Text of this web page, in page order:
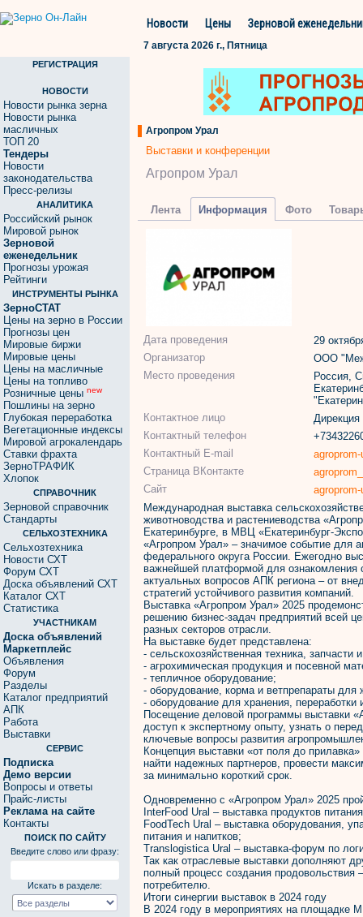
Новости Цены Зерновой
7 августа 2026 г., Пятница
РЕГИСТРАЦИЯ
НОВОСТИ
Новости рынка зерна
Новости рынка
масличных
ТОП 20
Тендеры
Новости
законодательства
Пресс-релизы
АНАЛИТИКА
Российский рынок
Мировой рынок
Зерновой
еженедельник
Прогнозы урожая
Рейтинги
ИНСТРУМЕНТЫ РЫНКА
ЗерноСТАТ
Цены на зерно в России
Прогнозы цен
Мировые биржи
Мировые цены
Цены на масличные
Цены на топливо
Розничные цены new
Пошлины на зерно
Глубокая переработка
Вегетационные индексы
Мировой агрокалендарь
Ставки фрахта
ЗерноТРАФИК
Хлопок
СПРАВОЧНИК
Зерновой справочник
Стандарты
СЕЛЬХОЗТЕХНИКА
Сельхозтехника
Новости СХТ
Форум СХТ
Доска объявлений СХТ
Каталог СХТ
Статистика
УЧАСТНИКАМ
Доска объявлений
Маркетплейс
Объявления
Форум
Разделы
Каталог предприятий
АПК
Работа
Выставки
СЕРВИС
Подписка
Демо версии
Вопросы и ответы
Прайс-листы
Реклама на сайте
Контакты
ПОИСК ПО САЙТУ
Введите слово или фразу:
Искать в разделе:
Агропром Урал
Выставки и конференции
Агропром Урал
Лента Информация Фото
Дата проведения
29
Организатор
ООО
Место проведения
Россия,
Контактное лицо
Дирекция
Контактный телефон
Контактный E-mail
Страница ВКонтакте
Сайт
Международная выставка
животноводства и растениеводства
Екатеринбурге, в МВЦ «Екатеринбург-
«Агропром Урал» – значимое событие для
федерального округа России. Ежегодно
важнейшей платформой для ознакомления
актуальных вопросов АПК региона – от
стратегий устойчивого развития компаний.
Выставка «Агропром Урал» 2025
решению бизнес-задач предприятий всей
разных секторов отрасли.
На выставке будет представлена:
- сельскохозяйственная техника, запчасти
- агрохимическая продукция и посевной
- тепличное оборудование;
- оборудование, корма и ветпрепараты для
- оборудование для хранения, переработки
Посещение деловой программы выставки
доступ к экспертному опыту, узнать о
ключевые вопросы развития
Концепция выставки «от поля до
найти надежных партнеров, провести
за минимально короткий срок.
Одновременно с «Агропром Урал» 2025
InterFood Ural – выставка продуктов
FoodTech Ural – выставка оборудования,
питания и напитков;
Translogistica Ural – выставка-форум по
Так как отраслевые выставки дополняют
полный процесс создания продовольствия
потребителю.
Итоги синергии выставок в 2024 году
В 2024 году в мероприятиях на площадке